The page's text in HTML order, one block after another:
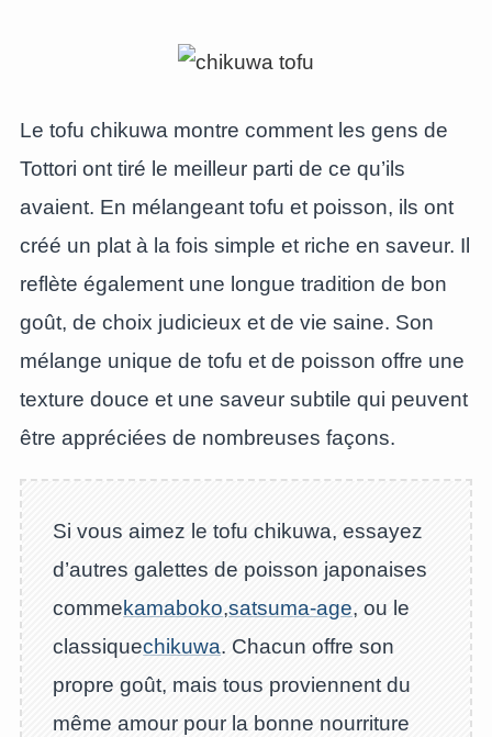
Le tofu chikuwa montre comment les gens de
Tottori ont tiré le meilleur parti de ce qu’ils
avaient. En mélangeant tofu et poisson, ils ont
créé un plat à la fois simple et riche en saveur. Il
reflète également une longue tradition de bon
goût, de choix judicieux et de vie saine. Son
mélange unique de tofu et de poisson offre une
texture douce et une saveur subtile qui peuvent
être appréciées de nombreuses façons.
Si vous aimez le tofu chikuwa, essayez
d’autres galettes de poisson japonaises
commekamaboko,satsuma-age, ou le
classiquechikuwa. Chacun offre son
propre goût, mais tous proviennent du
même amour pour la bonne nourriture